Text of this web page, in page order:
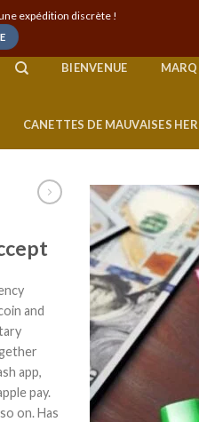
expédition discrète !
BIENVENUE
CANETTES DE MAUVAISES
and
app,
pay.
on. Has